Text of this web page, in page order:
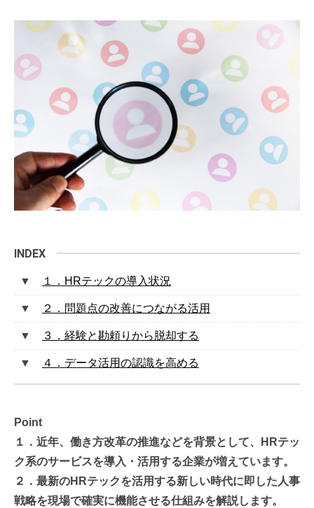
資料ダウンロード
InfoLoungeとは
利用規約
プライバシーポリシー
本サイトのご利用にあたって
お問い合わせ
運営会社
１．HRテックの導入状況
２．問題点の改善につながる活用
３．経験と勘頼りから脱却する
４．データ活用の認識を高める
Point
１．近年、働き方改革の推進などを背景として、HRテッ
ク系のサービスを導入・活用する企業が増えています。
２．最新のHRテックを活用する新しい時代に即した人事
戦略を現場で確実に機能させる仕組みを解説します。